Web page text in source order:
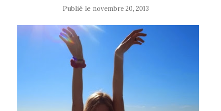
Publié le novembre 20, 2013